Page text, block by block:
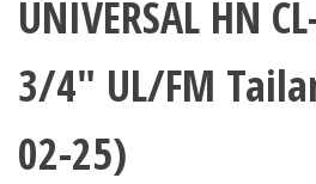
UNIVERSAL HN
3/4″ UL/FM
02-25)